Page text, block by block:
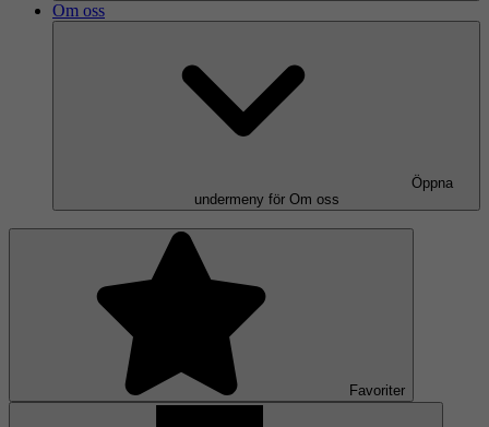
Om oss
Öppna
undermeny för Om oss
Favoriter